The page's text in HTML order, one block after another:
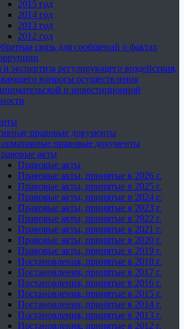
2015 год
2014 год
2013 год
2012 год
связь для сообщений о фактах
экспертиза регулирующего воздействия,
вопросы осуществления
и инвестиционной
правовые документы
правовые документы
акты
Правовые акты
Правовые акты, принятые в 2026 г.
Правовые акты, принятые в 2025 г.
Правовые акты, принятые в 2024 г.
Правовые акты, принятые в 2023 г.
Правовые акты, принятые в 2022 г.
Правовые акты, принятые в 2021 г.
Правовые акты, принятые в 2020 г.
Правовые акты, принятые в 2019 г.
Постановления, принятые в 2018 г.
Постановления, принятые в 2017 г.
Постановления, принятые в 2016 г.
Постановления, принятые в 2015 г.
Постановления, принятые в 2014 г.
Постановления, принятые в 2013 г.
Постановления, принятые в 2012 г.